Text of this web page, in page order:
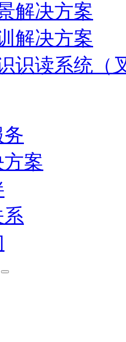
解决方案
解决方案
识读系统（
案